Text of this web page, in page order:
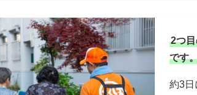
2つ
です
約3日